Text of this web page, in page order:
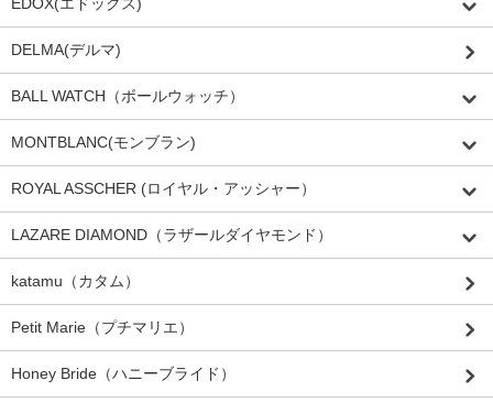
EDOX(エドックス)
DELMA(デルマ)
BALL WATCH（ボールウォッチ）
MONTBLANC(モンブラン)
ROYAL ASSCHER (ロイヤル・アッシャー）
LAZARE DIAMOND（ラザールダイヤモンド）
katamu（カタム）
Petit Marie（プチマリエ）
Honey Bride（ハニーブライド）